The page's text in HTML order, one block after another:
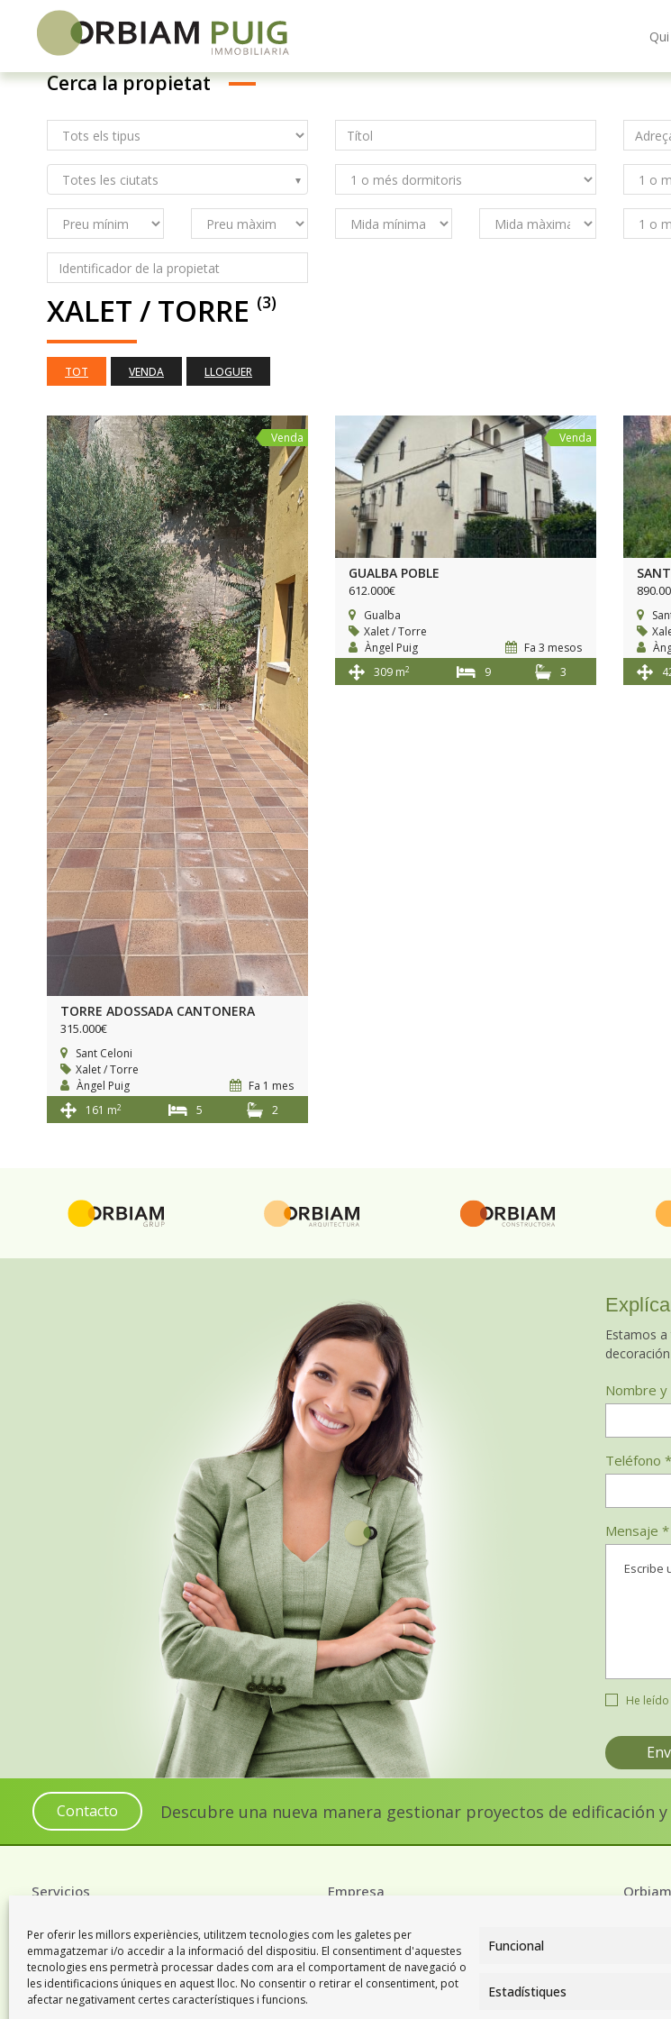
Per oferir les millors experiències, utilitzem tecnologies com les galetes per
emmagatzemar i/o accedir a la informació del dispositiu. El consentiment d'aquestes
tecnologies ens permetrà processar dades com ara el comportament de navegació o
les identificacions úniques en aquest lloc. No consentir o retirar el consentiment, pot
afectar negativament certes característiques i funcions.
Funcional
Estadístiques
Skip
Cerca la propietat
Totes les ciutats
XALET / TORRE (3)
TOT VENDA LLOGUER
Venda
TORRE ADOSSADA CANTONERA
315.000€
Sant Celoni
Xalet / Torre
Àngel Puig
Fa 1 mes
161 m2 5 2
Venda
GUALBA POBLE
612.000€
Gualba
Xalet / Torre
Àngel Puig
Fa 3 mesos
309 m2 9 3
Estamos
Nombre
Teléfono *
Mensaje *
He
Contacto Descubre una nueva manera gestionar proyectos de edificación
Servicios
Serveis Jurídics
Serveis Administratius
Serveis Immobiliaris
Empresa
Els nostres valors
Notícies
Orbiam